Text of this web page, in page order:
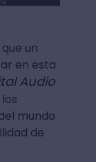
un
en esta
Audio
mundo
de